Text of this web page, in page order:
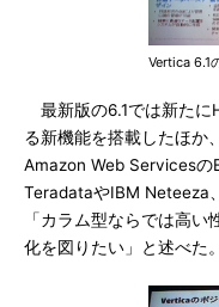
Vertica 6.1
最新版の6.1では新たに
る新機能を搭載したほか
Amazon Web Servicesの
TeradataやIBM Neteeza
「カラム型ならでは高
化を図りたい」と述べた。